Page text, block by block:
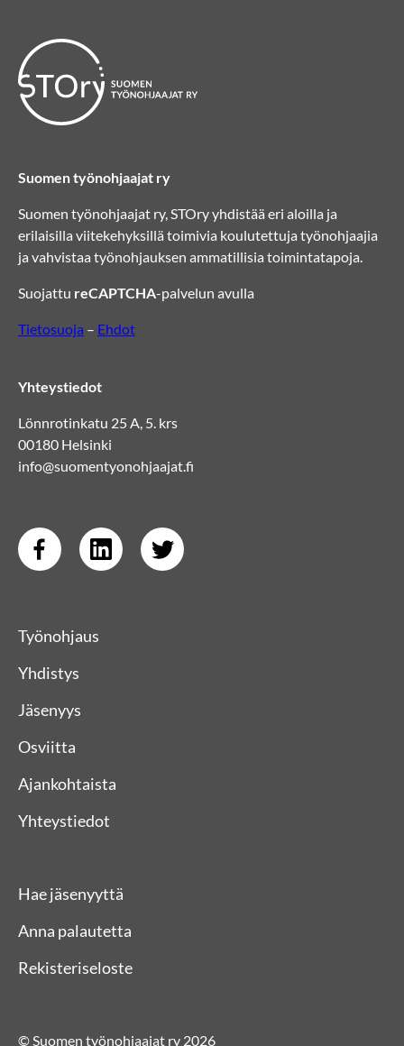
Suomen työnohjaajat ry
Suomen työnohjaajat ry, STOry yhdistää eri aloilla ja
erilaisilla viitekehyksillä toimivia koulutettuja työnohjaajia
ja vahvistaa työnohjauksen ammatillisia toimintatapoja.
Suojattu reCAPTCHA-palvelun avulla
Tietosuoja – Ehdot
Yhteystiedot
Lönnrotinkatu 25 A, 5. krs
00180 Helsinki
info@suomentyonohjaajat.fi
Työnohjaus
Yhdistys
Jäsenyys
Osviitta
Ajankohtaista
Yhteystiedot
Hae jäsenyyttä
Anna palautetta
Rekisteriseloste
© Suomen työnohjaajat ry 2026